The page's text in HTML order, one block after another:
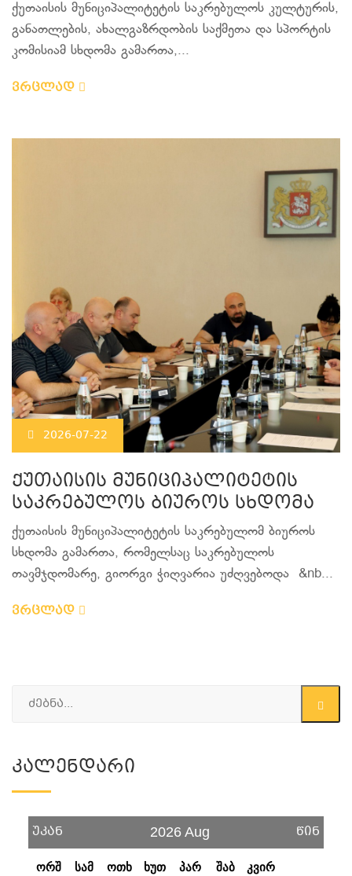
ქუთაისის მუნიციპალიტეტის საკრებულოს კულტურის,
განათლების, ახალგაზრდობის საქმეთა და სპორტის
კომისიამ სხდომა გამართა,...
ვრცლად
2026-07-22
ქუთაისის მუნიციპალიტეტის
საკრებულოს ბიუროს სხდომა
ქუთაისის მუნიციპალიტეტის საკრებულომ ბიუროს
სხდომა გამართა, რომელსაც საკრებულოს
თავმჯდომარე, გიორგი ჭიღვარია უძღვებოდა &nb...
ვრცლად
Კალენდარი
უკან 2026 Aug წინ
ორშ სამ ოთხ ხუთ პარ შაბ კვირ